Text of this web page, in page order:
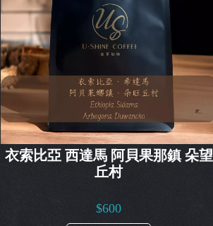
衣索比亞 西達馬 阿貝果那鎮 朵望
丘村
$600